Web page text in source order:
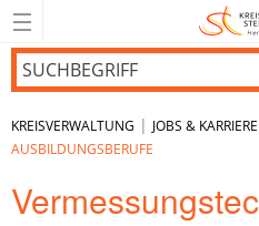
KREISVERWALTUNG | JOBS & KARRIERE
AUSBILDUNGSBERUFE